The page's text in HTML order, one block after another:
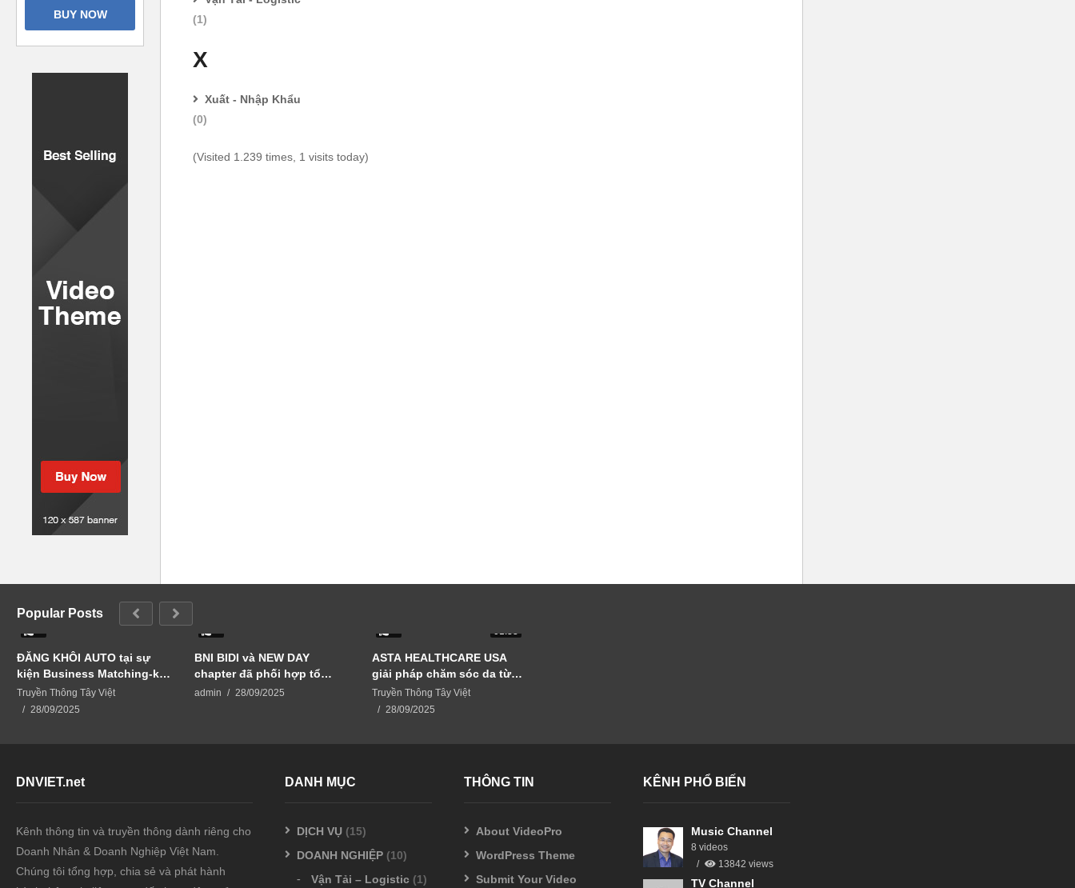
BUY NOW
(1)
X
Xuất - Nhập Khẩu
(0)
(Visited 1.239 times, 1 visits today)
Popular Posts
ĐĂNG KHÔI AUTO tại sự
kiện Business Matching-kết
nối vươn xa
Truyền Thông Tây Việt
28/09/2025
BNI BIDI và NEW DAY
chapter đã phối hợp tổ
chức sự kiện BUSINESS
admin 28/09/2025
ASTA HEALTHCARE USA
giải pháp chăm sóc da từ
thiên nhiên
Truyền Thông Tây Việt
28/09/2025
DNVIET.net
Kênh thông tin và truyền thông dành riêng cho
Doanh Nhân & Doanh Nghiệp Việt Nam.
Chúng tôi tổng hợp, chia sẻ và phát hành
DANH MỤC
DỊCH VỤ (15)
DOANH NGHIỆP (10)
Vận Tải – Logistic (1)
THÔNG TIN
About VideoPro
WordPress Theme
Submit Your Video
KÊNH PHỔ BIẾN
Music Channel
8 videos
13842 views
TV Channel